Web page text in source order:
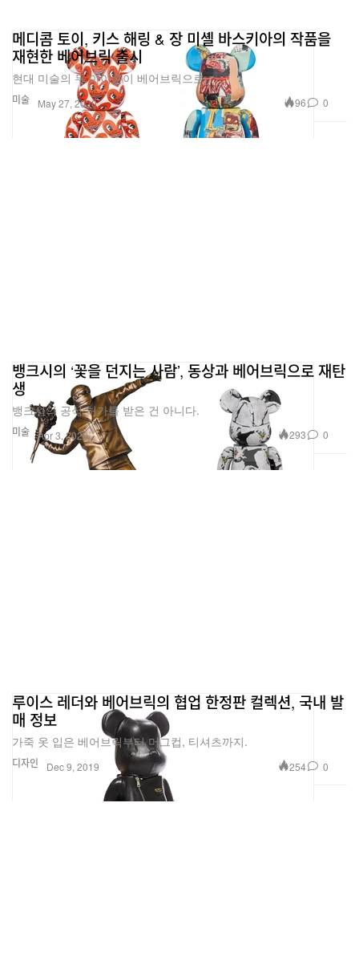
미술
메디콤 토이, 키스 해링 & 장 미셸 바스키아의 작품을
재현한 베어브릭 출시
현대 미술의 두 아이콘이 베어브릭으로.
May 27, 2020 96 0
미술
뱅크시의 ‘꽃을 던지는 사람’, 동상과 베어브릭으로 재탄
생
뱅크시의 공식 허가를 받은 건 아니다.
Apr 3, 2020 293 0
디자인
루이스 레더와 베어브릭의 협업 한정판 컬렉션, 국내 발
매 정보
가죽 옷 입은 베어브릭부터 머그컵, 티셔츠까지.
Dec 9, 2019 254 0